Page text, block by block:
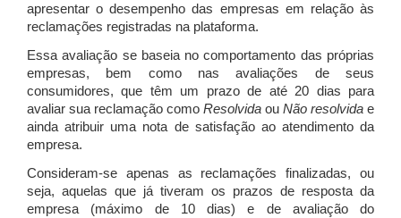
apresentar o desempenho das empresas em relação às
reclamações registradas na plataforma.
Essa avaliação se baseia no comportamento das próprias
empresas, bem como nas avaliações de seus
consumidores, que têm um prazo de até 20 dias para
avaliar sua reclamação como Resolvida ou Não resolvida e
ainda atribuir uma nota de satisfação ao atendimento da
empresa.
Consideram-se apenas as reclamações finalizadas, ou
seja, aquelas que já tiveram os prazos de resposta da
empresa (máximo de 10 dias) e de avaliação do